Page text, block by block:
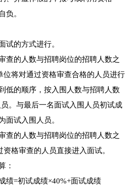
负。
试的方式进行。
查的人数与招聘岗位的招聘人数之
位将对通过资格审查合格的人员进行
低的顺序，按入围人数与招聘人数
。与最后一名面试入围人员初试成
面试入围人员。
查的人数与招聘岗位的招聘人数之
格审查的人员直接进入面试。
：
绩=初试成绩×40%+面试成绩